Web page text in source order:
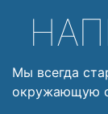
Мы всегда
окружающую